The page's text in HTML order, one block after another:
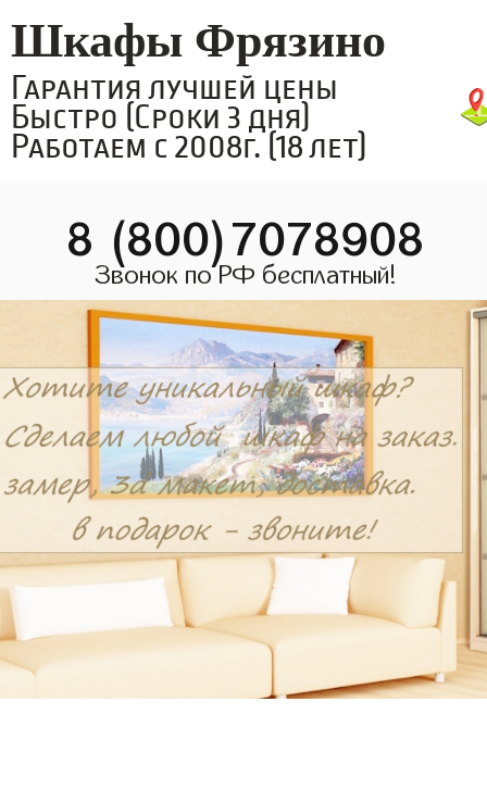
Шкафы Фрязино
Гарантия лучшей цены
Быстро (Сроки 3 дня)
Работаем с 2008г. (18 лет)
8 (800)7078908
Звонок по РФ бесплатный!